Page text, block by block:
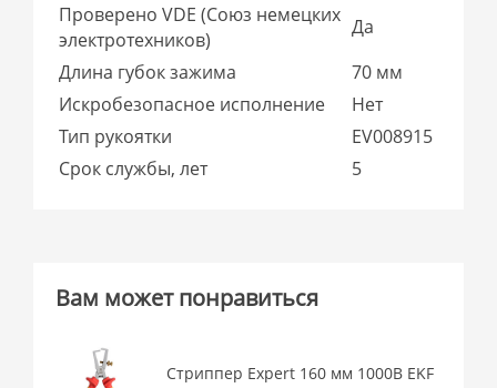
Проверено VDE (Союз немецких
электротехников)
Да
Длина губок зажима
70 мм
Искробезопасное исполнение
Нет
Тип рукоятки
EV008915
Срок службы, лет
5
Вам может понравиться
Стриппер Expert 160 мм 1000В EKF